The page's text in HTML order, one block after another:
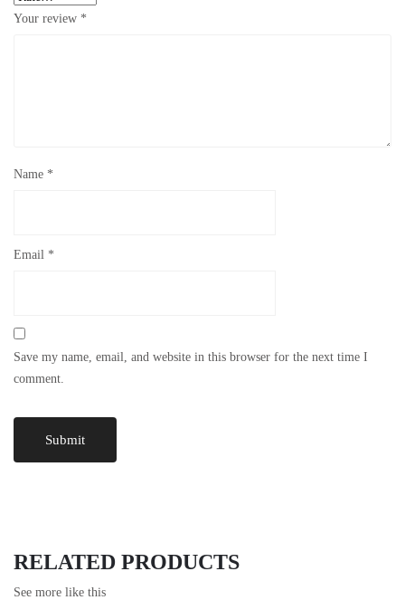
Your review *
Name *
Email *
Save my name, email, and website in this browser for the next time I
comment.
RELATED PRODUCTS
See more like this